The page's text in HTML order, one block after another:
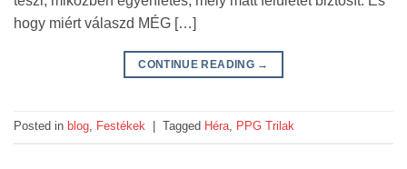
hogy miért válaszd MÉG […]
CONTINUE READING →
Posted in blog, Festékek Tagged Héra, PPG Trilak